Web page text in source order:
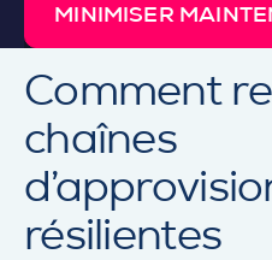
MINIMISER
Comment
chaînes
résilientes